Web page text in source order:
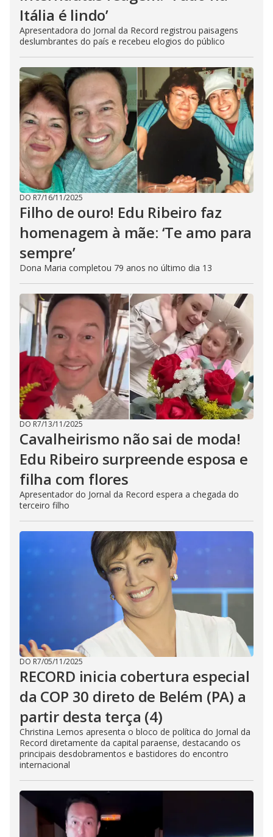
Itália é lindo’
Apresentadora do Jornal da Record registrou paisagens
deslumbrantes do país e recebeu elogios do público
DO R7/16/11/2025
Filho de ouro! Edu Ribeiro faz
homenagem à mãe: ‘Te amo para
sempre’
Dona Maria completou 79 anos no último dia 13
DO R7/13/11/2025
Cavalheirismo não sai de moda!
Edu Ribeiro surpreende esposa e
filha com flores
Apresentador do Jornal da Record espera a chegada do
terceiro filho
DO R7/05/11/2025
RECORD inicia cobertura especial
da COP 30 direto de Belém (PA) a
partir desta terça (4)
Christina Lemos apresenta o bloco de política do Jornal da
Record diretamente da capital paraense, destacando os
principais desdobramentos e bastidores do encontro
internacional